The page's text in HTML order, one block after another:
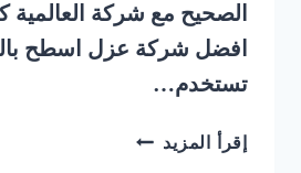
الصحيح مع شركة العالمية
افضل شركة عزل اسطح
تستخدم…
إقرأ المزيد شركة